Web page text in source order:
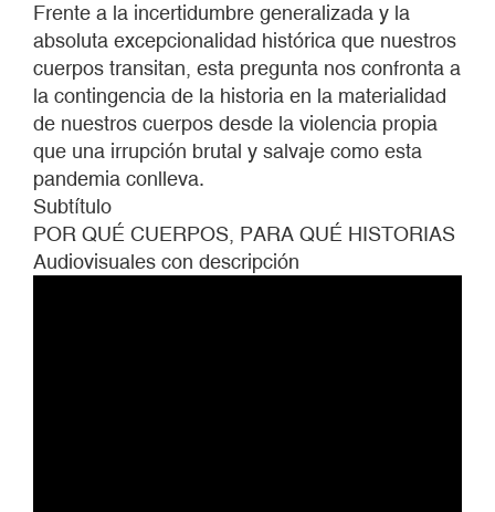
Frente a la incertidumbre generalizada y la
absoluta excepcionalidad histórica que nuestros
cuerpos transitan, esta pregunta nos confronta a
la contingencia de la historia en la materialidad
de nuestros cuerpos desde la violencia propia
que una irrupción brutal y salvaje como esta
pandemia conlleva.
Subtítulo
POR QUÉ CUERPOS, PARA QUÉ HISTORIAS
Audiovisuales con descripción